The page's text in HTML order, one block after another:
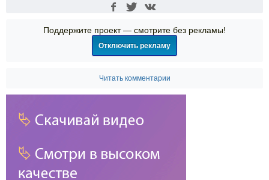
Поддержите проект — смотрите без рекламы!
Отключить рекламу
Читать комментарии